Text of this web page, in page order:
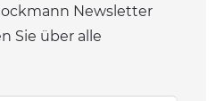
Newsletter
Sie über alle